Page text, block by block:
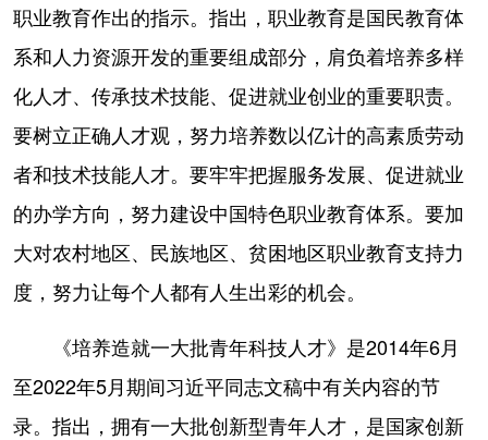
职业教育作出的指示。指出，职业教育是国民教育体
系和人力资源开发的重要组成部分，肩负着培养多样
化人才、传承技术技能、促进就业创业的重要职责。
要树立正确人才观，努力培养数以亿计的高素质劳动
者和技术技能人才。要牢牢把握服务发展、促进就业
的办学方向，努力建设中国特色职业教育体系。要加
大对农村地区、民族地区、贫困地区职业教育支持力
度，努力让每个人都有人生出彩的机会。
《培养造就一大批青年科技人才》是2014年6月
至2022年5月期间习近平同志文稿中有关内容的节
录。指出，拥有一大批创新型青年人才，是国家创新